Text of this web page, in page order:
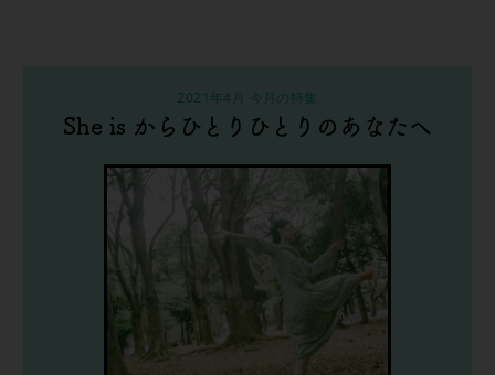
2021年4月 今月の特集
She is からひとりひとりのあなたへ